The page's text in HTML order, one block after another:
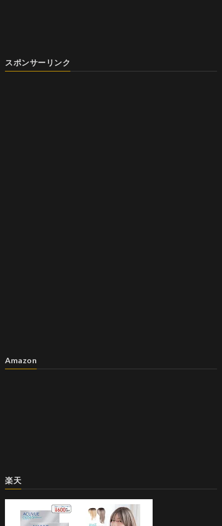
スポンサーリンク
Amazon
楽天